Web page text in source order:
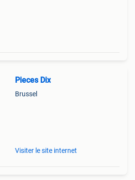
Pieces Dix
Brussel
Visiter le site internet